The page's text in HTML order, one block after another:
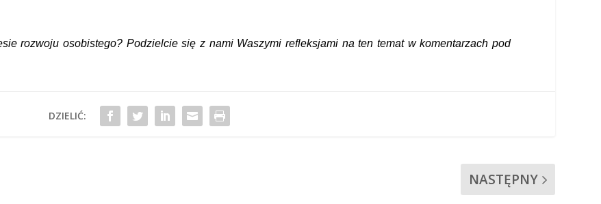
rozwoju osobistego? Podzielcie się z nami Waszymi refleksjami na ten tematw komentarzach pod
DZIELIĆ:
NASTĘPNY